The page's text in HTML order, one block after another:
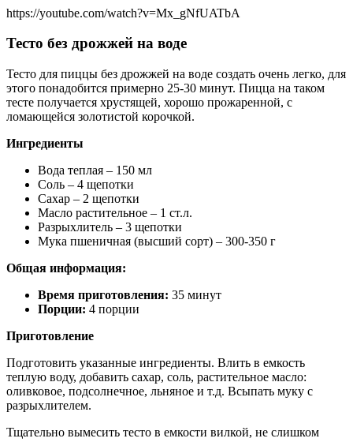
https://youtube.com/watch?v=Mx_gNfUATbA
Тесто без дрожжей на воде
Тесто для пиццы без дрожжей на воде создать очень легко, для
этого понадобится примерно 25-30 минут. Пицца на таком
тесте получается хрустящей, хорошо прожаренной, с
ломающейся золотистой корочкой.
Ингредиенты
Вода теплая – 150 мл
Соль – 4 щепотки
Сахар – 2 щепотки
Масло растительное – 1 ст.л.
Разрыхлитель – 3 щепотки
Мука пшеничная (высший сорт) – 300-350 г
Общая информация:
Время приготовления: 35 минут
Порции: 4 порции
Приготовление
Подготовить указанные ингредиенты. Влить в емкость
теплую воду, добавить сахар, соль, растительное масло:
оливковое, подсолнечное, льняное и т.д. Всыпать муку с
разрыхлителем.
Тщательно вымесить тесто в емкости вилкой, не слишком